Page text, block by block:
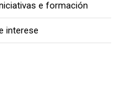
e formación
interese